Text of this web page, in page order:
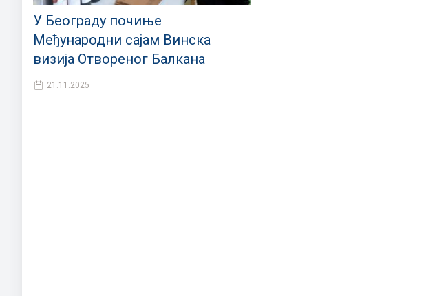
У Београду почиње
Међународни сајам Винска
визија Отвореног Балкана
21.11.2025